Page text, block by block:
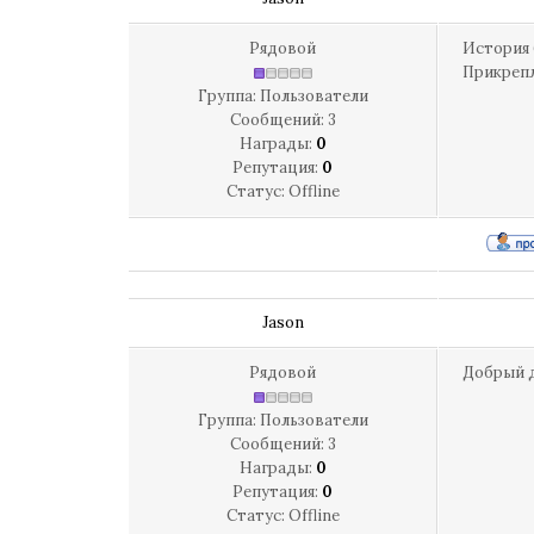
Рядовой
Группа: Пользователи
Сообщений: 3
Награды: 0
Репутация: 0
Статус: Offline
История
Jason
Рядовой
Группа: Пользователи
Сообщений: 3
Награды: 0
Репутация: 0
Статус: Offline
Добрый